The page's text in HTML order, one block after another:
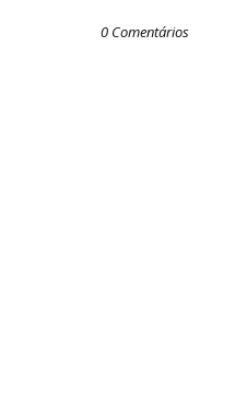
0 Comentários